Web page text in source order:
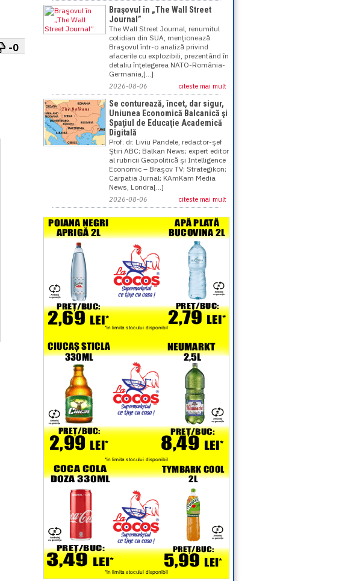
-0
Braşovul în „The Wall Street
Journal”
The Wall Street Journal, renumitul
cotidian din SUA, menţionează
Braşovul într-o analiză privind
afacerile cu explozibili, prezentând în
detaliu înţelegerea NATO-România-
Germania,[...]
2026-08-06 citeste mai mult
Se conturează, încet, dar sigur,
Uniunea Economică Balcanică şi
Spaţiul de Educaţie Academică
Digitală
Prof. dr. Liviu Pandele, redactor-şef
Ştiri ABC; Balkan News; expert editor
al rubricii Geopolitică şi Intelligence
Economic – Braşov TV; Strategikon;
Carpatia Jurnal; KAmKam Media
News, Londra[...]
2026-08-06 citeste mai mult